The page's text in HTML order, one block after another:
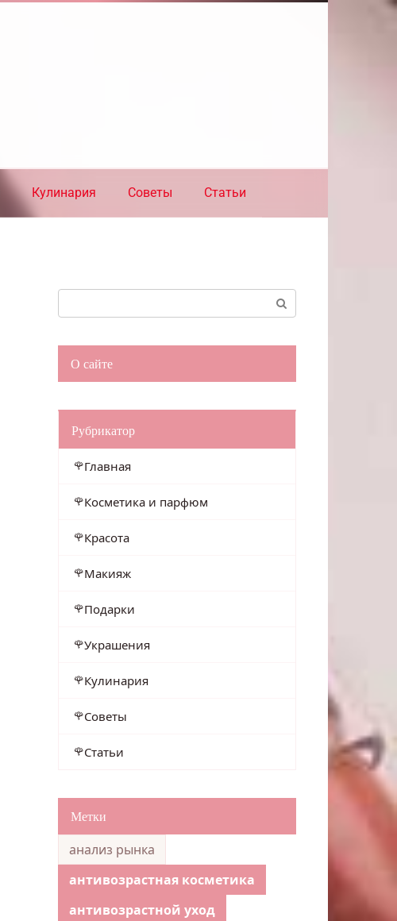
Кулинария Советы Статьи
О сайте
Рубрикатор
Главная
Косметика и парфюм
Красота
Макияж
Подарки
Украшения
Кулинария
Советы
Статьи
Метки
анализ рынка
антивозрастная косметика
антивозрастной уход